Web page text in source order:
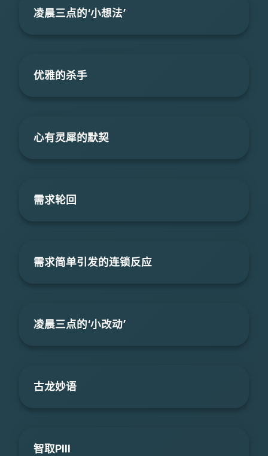
凌晨三点的‘小想法’
优雅的杀手
心有灵犀的默契
需求轮回
需求简单引发的连锁反应
凌晨三点的‘小改动’
古龙妙语
智取PIII